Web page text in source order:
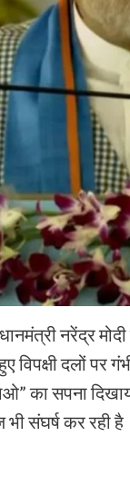
नरेंद्र
दलों पर
का सपना
संघर्ष कर रही